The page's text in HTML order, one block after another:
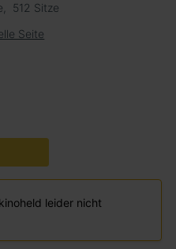
512 Sitze
Seite
leider nicht